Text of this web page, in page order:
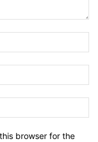
browser for the